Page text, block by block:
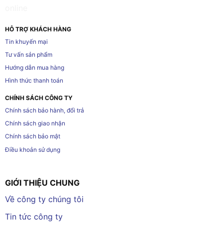
HỖ TRỢ KHÁCH HÀNG
Tin khuyến mại
Tư vấn sản phẩm
Hướng dẫn mua hàng
Hình thức thanh toán
CHÍNH SÁCH CÔNG TY
Chính sách bảo hành, đổi trả
Chính sách giao nhận
Chính sách bảo mật
Điều khoản sử dụng
GIỚI THIỆU CHUNG
Về công ty chúng tôi
Tin tức công ty